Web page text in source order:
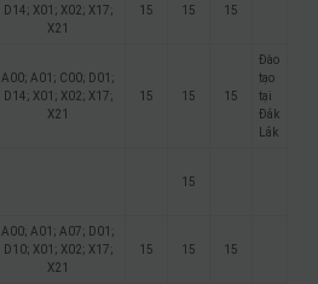
D14; X01; X02; X17;
X21
15 15 15
A00; A01; C00; D01;
D14; X01; X02; X17;
X21
15 15 15
Đào
tạo
tại
Đắk
Lắk
15
A00; A01; A07; D01;
D10; X01; X02; X17;
X21
15 15 15